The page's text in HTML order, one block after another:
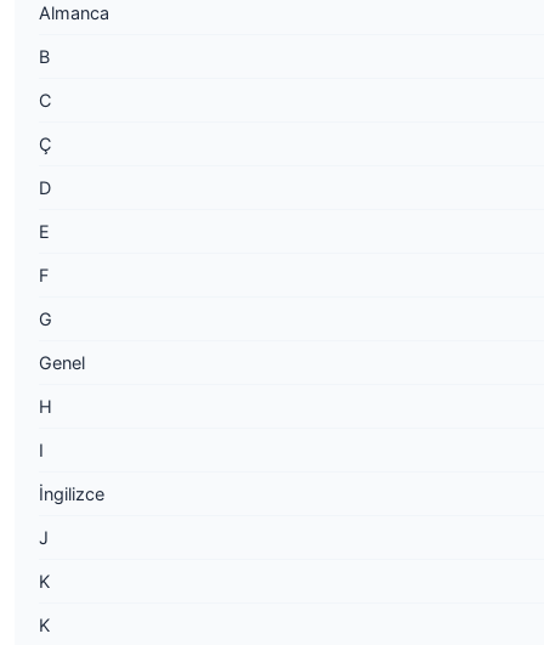
Almanca
B
C
Ç
D
E
F
G
Genel
H
I
İngilizce
J
K
K